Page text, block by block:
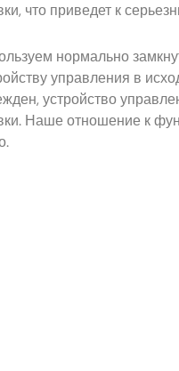
что приведет к
нормально
управления в
устройство
Наше отношение к